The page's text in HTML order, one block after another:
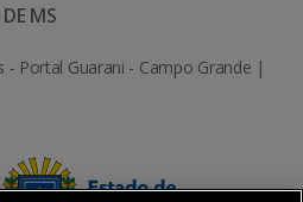
MS
- Portal Guarani - Campo Grande |